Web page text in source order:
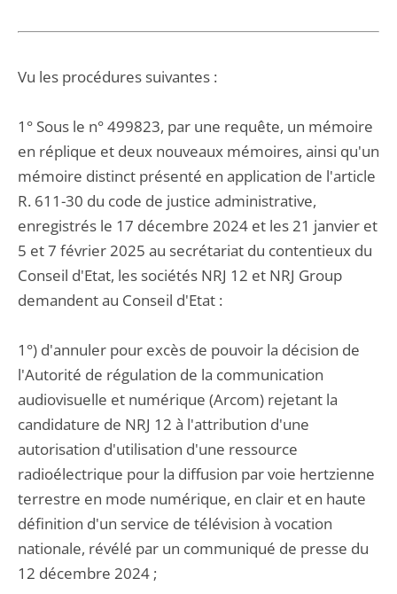
Vu les procédures suivantes :
1° Sous le n° 499823, par une requête, un mémoire
en réplique et deux nouveaux mémoires, ainsi qu'un
mémoire distinct présenté en application de l'article
R. 611-30 du code de justice administrative,
enregistrés le 17 décembre 2024 et les 21 janvier et
5 et 7 février 2025 au secrétariat du contentieux du
Conseil d'Etat, les sociétés NRJ 12 et NRJ Group
demandent au Conseil d'Etat :
1°) d'annuler pour excès de pouvoir la décision de
l'Autorité de régulation de la communication
audiovisuelle et numérique (Arcom) rejetant la
candidature de NRJ 12 à l'attribution d'une
autorisation d'utilisation d'une ressource
radioélectrique pour la diffusion par voie hertzienne
terrestre en mode numérique, en clair et en haute
définition d'un service de télévision à vocation
nationale, révélé par un communiqué de presse du
12 décembre 2024 ;